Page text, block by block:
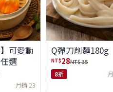
可愛動
選
月銷 23
Q彈刀削麵180g
NT$28NT$ 35
8折